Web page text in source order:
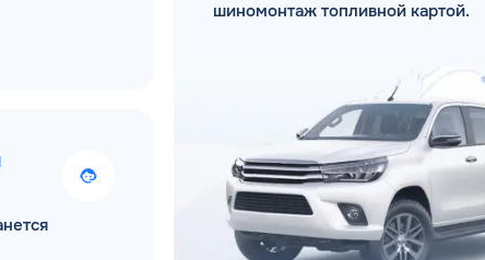
шиномонтаж топливной картой.